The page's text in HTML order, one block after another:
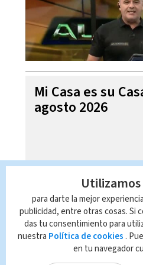
Mi Casa es su
agosto 2026
para darte la mejor
publicidad, entre otras cosas. Si
das tu consentimiento para
nuestra Política de cookies .
en tu navegador